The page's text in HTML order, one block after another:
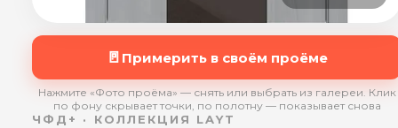
🚪 Примерить в своём проёме
Нажмите «Фото проёма» — снять или выбрать из галереи. Клик
по фону скрывает точки, по полотну — показывает снова
ЧФД+ · КОЛЛЕКЦИЯ LAYT